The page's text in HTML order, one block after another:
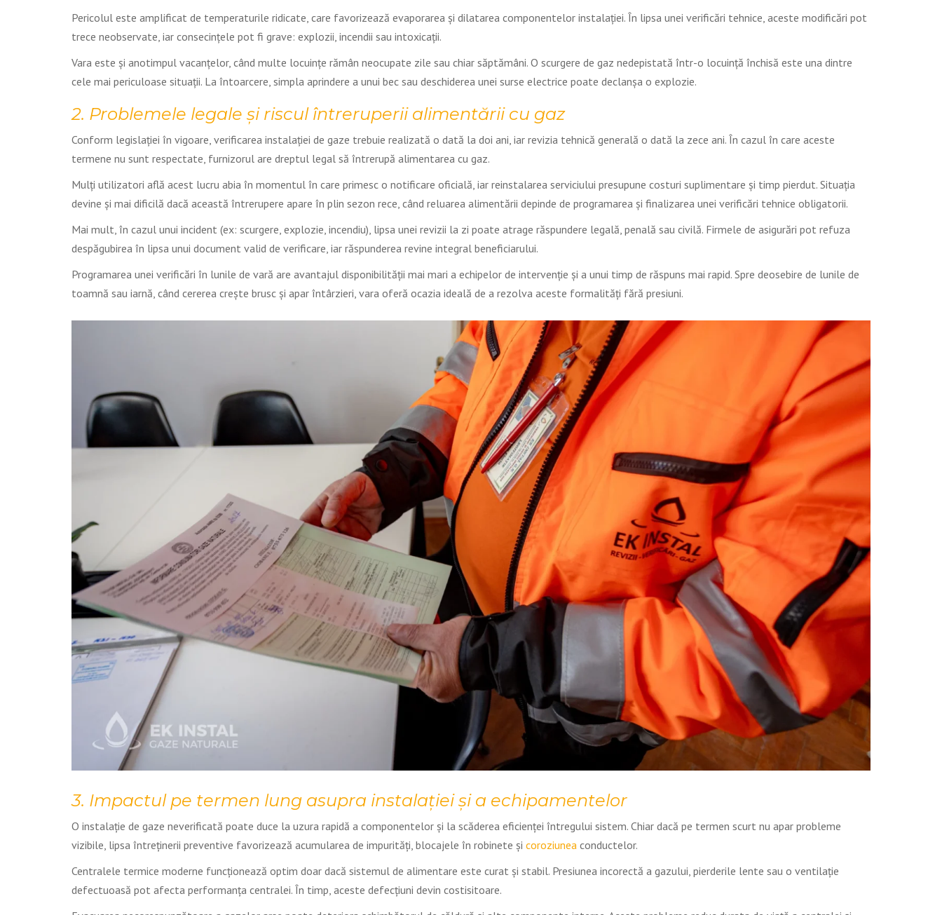
Pericolul este amplificat de temperaturile ridicate, care favorizează evaporarea și dilatarea componentelor instalației. În lipsa unei verificări tehnice, aceste modificări pot
trece neobservate, iar consecințele pot fi grave: explozii, incendii sau intoxicații.
Vara este și anotimpul vacanțelor, când multe locuințe rămân neocupate zile sau chiar săptămâni. O scurgere de gaz nedepistată într-o locuință închisă este una dintre
cele mai periculoase situații. La întoarcere, simpla aprindere a unui bec sau deschiderea unei surse electrice poate declanșa o explozie.
2. Problemele legale și riscul întreruperii alimentării cu gaz
Conform legislației în vigoare, verificarea instalației de gaze trebuie realizată o dată la doi ani, iar revizia tehnică generală o dată la zece ani. În cazul în care aceste
termene nu sunt respectate, furnizorul are dreptul legal să întrerupă alimentarea cu gaz.
Mulți utilizatori află acest lucru abia în momentul în care primesc o notificare oficială, iar reinstalarea serviciului presupune costuri suplimentare și timp pierdut. Situația
devine și mai dificilă dacă această întrerupere apare în plin sezon rece, când reluarea alimentării depinde de programarea și finalizarea unei verificări tehnice obligatorii.
Mai mult, în cazul unui incident (ex: scurgere, explozie, incendiu), lipsa unei revizii la zi poate atrage răspundere legală, penală sau civilă. Firmele de asigurări pot refuza
despăgubirea în lipsa unui document valid de verificare, iar răspunderea revine integral beneficiarului.
Programarea unei verificări în lunile de vară are avantajul disponibilității mai mari a echipelor de intervenție și a unui timp de răspuns mai rapid. Spre deosebire de lunile de
toamnă sau iarnă, când cererea crește brusc și apar întârzieri, vara oferă ocazia ideală de a rezolva aceste formalități fără presiuni.
3. Impactul pe termen lung asupra instalației și a echipamentelor
O instalație de gaze neverificată poate duce la uzura rapidă a componentelor și la scăderea eficienței întregului sistem. Chiar dacă pe termen scurt nu apar probleme
vizibile, lipsa întreținerii preventive favorizează acumularea de impurități, blocajele în robinete și coroziunea conductelor.
Centralele termice moderne funcționează optim doar dacă sistemul de alimentare este curat și stabil. Presiunea incorectă a gazului, pierderile lente sau o ventilație
defectuoasă pot afecta performanța centralei. În timp, aceste defecțiuni devin costisitoare.